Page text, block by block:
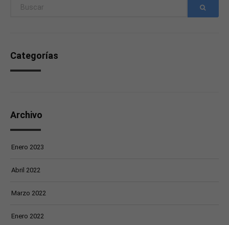
Categorías
Archivo
Enero 2023
Abril 2022
Marzo 2022
Enero 2022